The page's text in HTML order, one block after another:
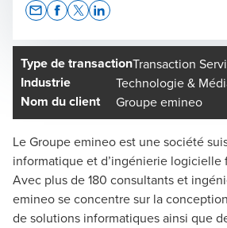
Type de transactionTransaction
Industrie Technologie &
Nom du client Groupe emineo
Le Groupe emineo est une société
informatique et d’ingénierie
Avec plus de 180 consultants et
emineo se concentre sur la
de solutions informatiques ainsi que
Benjamin Haldimann
Responsable Transaction Services
Associé